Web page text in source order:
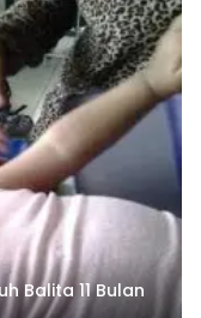
Balita 11 Bulan